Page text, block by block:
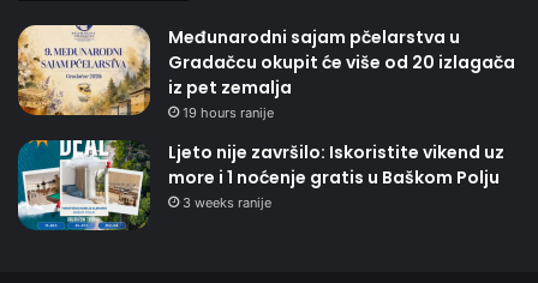
Međunarodni sajam pčelarstva u
Gradačcu okupit će više od 20 izlagača
iz pet zemalja
19 hours ranije
Ljeto nije završilo: Iskoristite vikend uz
more i 1 noćenje gratis u Baškom Polju
3 weeks ranije